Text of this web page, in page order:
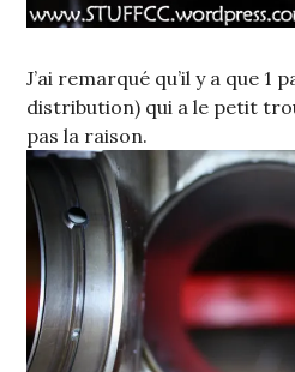
J’ai remarqué qu’il y a que 1
distribution) qui a le petit
pas la raison.